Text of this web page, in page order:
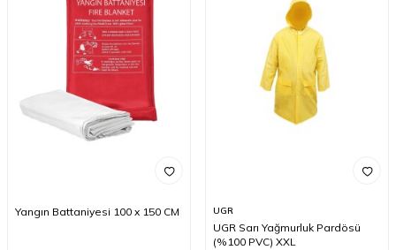
Yangın Battaniyesi 100 x 150 CM UGR
UGR Sarı Yağmurluk Pardösü
(%100 PVC) XXL